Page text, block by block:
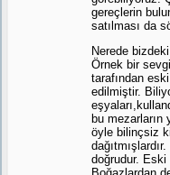
gereçlerin
satılması da
Nerede
Örnek bir
tarafından
edilmiştir.
bu mezarların
öyle bilinçsiz
doğrudur.